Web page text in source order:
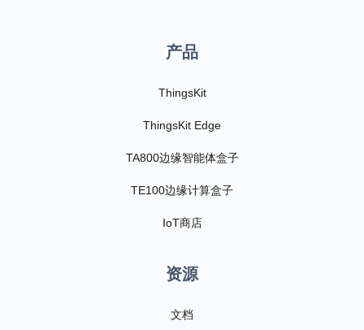
产品
ThingsKit
ThingsKit Edge
TA800边缘智能体盒子
TE100边缘计算盒子
IoT商店
资源
文档